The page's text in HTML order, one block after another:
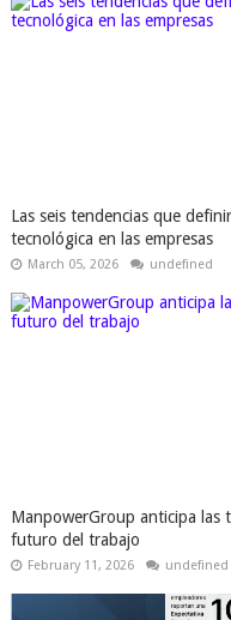
Las seis tendencias que
tecnológica en las empresas
March 05, 2026 undefined
ManpowerGroup anticipa las
futuro del trabajo
February 11, 2026 undefined